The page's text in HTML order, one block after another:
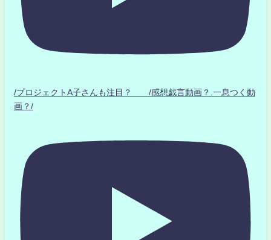
/プロジェクトA子さんも注目？ /感想戯言動画？.一息つく動
画？/